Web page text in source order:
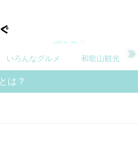
いろんなグルメ 和歌山観光
は？